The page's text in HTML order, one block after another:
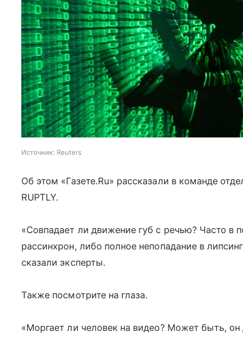
Источник: Reuters
Об этом «Газете.Ru» рассказали в команде
RUPTLY.
«Совпадает ли движение губ с речью? Часто в
рассинхрон, либо полное непопадание в
сказали эксперты.
Также посмотрите на глаза.
«Моргает ли человек на видео? Может быть,